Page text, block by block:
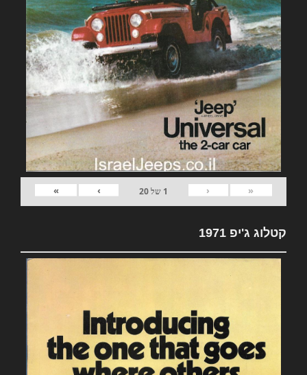
«
‹
1 של20
›
»
קטלוג ג'יפ 1971